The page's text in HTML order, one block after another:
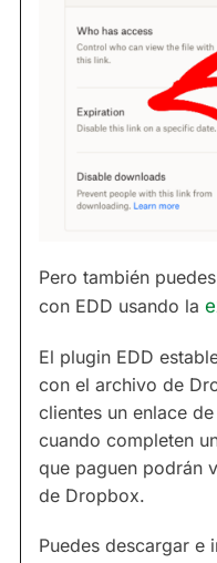
Pero también
con EDD usando la
El plugin EDD
con el archivo de
clientes un enlace
cuando completen
que paguen podrán
de Dropbox.
Puedes descargar e